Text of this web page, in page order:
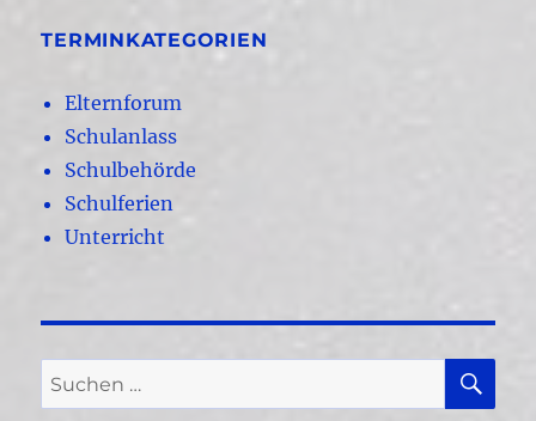
TERMINKATEGORIEN
Elternforum
Schulanlass
Schulbehörde
Schulferien
Unterricht
Suchen
nach: